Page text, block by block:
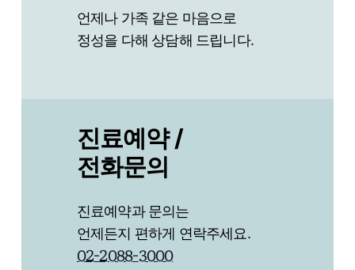
언제나 가족 같은 마음으로
정성을 다해 상담해 드립니다.
진료예약 /
전화문의
진료예약과 문의는
언제든지 편하게 연락주세요.
02-2088-3000